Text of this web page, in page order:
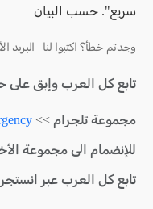
سريع". حسب البيان
وجدتم خطأ؟ اكتبوا لنا |
تابع كل العرب وإبق على
مجموعة تلجرام >>
للإنضمام الى مجموعة
تابع كل العرب عبر